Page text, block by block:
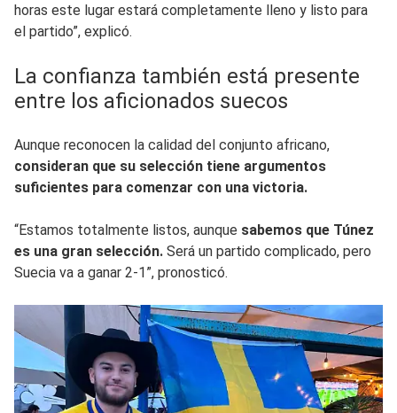
horas este lugar estará completamente lleno y listo para
el partido”, explicó.
La confianza también está presente
entre los aficionados suecos
Aunque reconocen la calidad del conjunto africano,
consideran que su selección tiene argumentos
suficientes para comenzar con una victoria.
“Estamos totalmente listos, aunque sabemos que Túnez
es una gran selección. Será un partido complicado, pero
Suecia va a ganar 2-1”, pronosticó.